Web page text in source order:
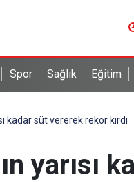
Spor Sağlık Eğitim
kadar süt vererek rekor kırdı
yarısı